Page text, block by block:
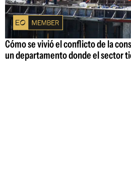
Cómo se vivió el conflicto de la
un departamento donde el sector